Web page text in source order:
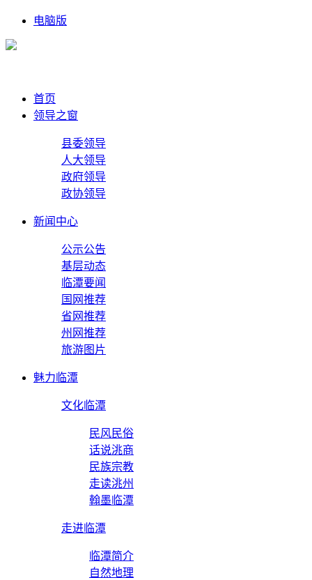
电脑版
首页
领导之窗
县委领导
人大领导
政府领导
政协领导
新闻中心
公示公告
基层动态
临潭要闻
国网推荐
省网推荐
州网推荐
旅游图片
魅力临潭
文化临潭
民风民俗
话说洮商
民族宗教
走读洮州
翰墨临潭
走进临潭
临潭简介
自然地理